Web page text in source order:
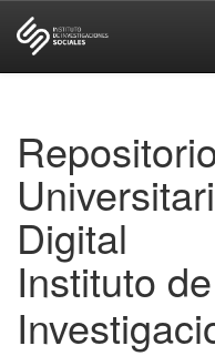
Digital
Instituto de